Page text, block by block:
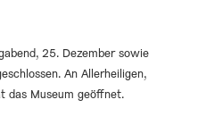
25. Dezember sowie
An Allerheiligen,
das Museum geöffnet.